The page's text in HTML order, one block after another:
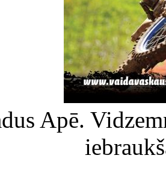
Apē.